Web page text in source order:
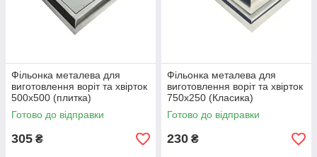
Фільонка металева для
виготовлення воріт та хвірток
500х500 (плитка)
Готово до відправки
305 ₴
Фільонка металева для
виготовлення воріт та хвірток
750х250 (Класика)
Готово до відправки
230 ₴